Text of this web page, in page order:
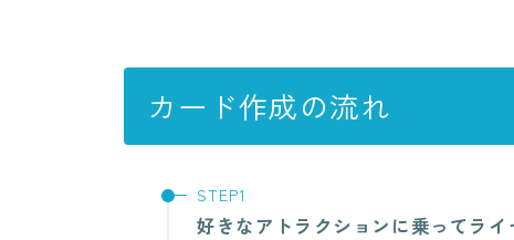
カード作成の流れ
好きなアトラクションに乗ってラ